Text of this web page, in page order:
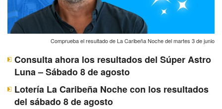
Comprueba el resultado de La Caribeña Noche del martes 3 de junio
Consulta ahora los resultados del Súper Astro
Luna – Sábado 8 de agosto
Lotería La Caribeña Noche con los resultados
del sábado 8 de agosto